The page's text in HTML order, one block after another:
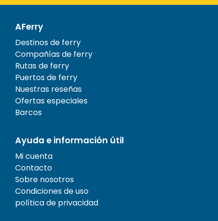
AFerry
Destinos de ferry
Compañías de ferry
Rutas de ferry
Puertos de ferry
Nuestras reseñas
Ofertas especiales
Barcos
Ayuda e información útil
Mi cuenta
Contacto
Sobre nosotros
Condiciones de uso
política de privacidad